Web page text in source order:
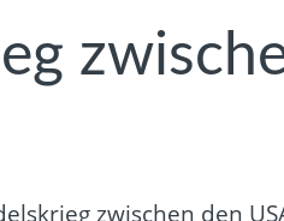
zwischen den